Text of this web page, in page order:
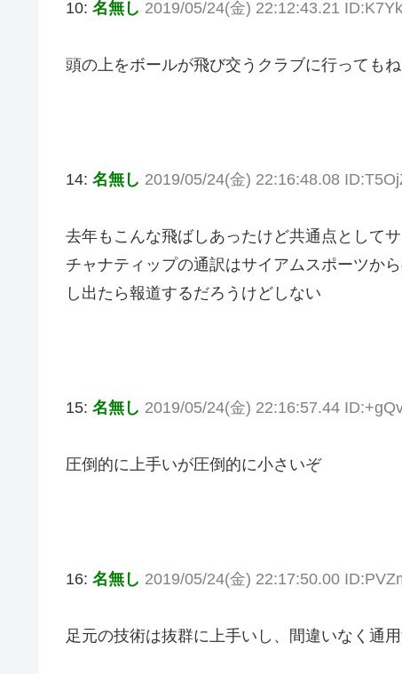
10: 名無し 2019/05/24(金) 22:12:43.21
頭の上をボールが飛び交うクラブに行ってもね
14: 名無し 2019/05/24(金) 22:16:48.08
去年もこんな飛ばしあったけど共通点として
チャナティップの通訳はサイアムスポーツか
し出たら報道するだろうけどしない
15: 名無し 2019/05/24(金) 22:16:57.44
圧倒的に上手いが圧倒的に小さいぞ
16: 名無し 2019/05/24(金) 22:17:50.00
足元の技術は抜群に上手いし、間違いなく通用